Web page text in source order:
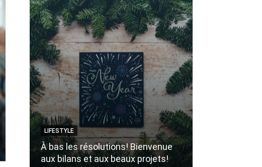
LIFESTYLE
À bas les résolutions! Bienvenue
aux bilans et aux beaux projets!